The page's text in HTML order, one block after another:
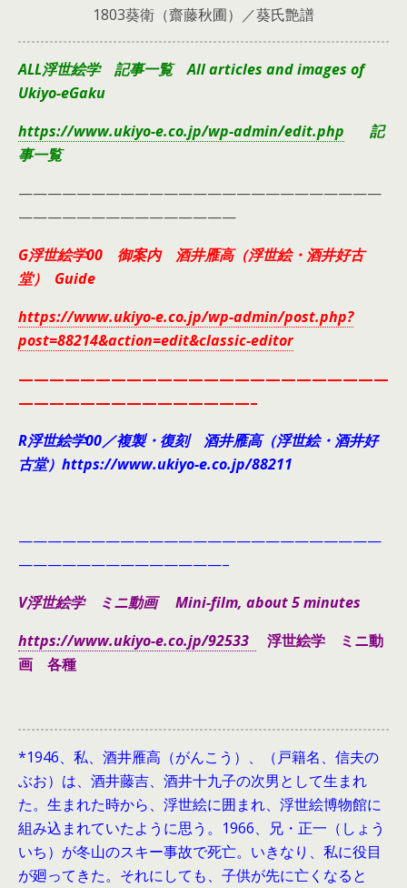
1803葵衛（齋藤秋圃）／葵氏艶譜
ALL浮世絵学 記事一覧 All articles and images of
Ukiyo-eGaku
https://www.ukiyo-e.co.jp/wp-admin/edit.php 記
事一覧
—————————————————————————
———————————————
G浮世絵学00 御案内 酒井雁高（浮世絵・酒井好古
堂） Guide
https://www.ukiyo-e.co.jp/wp-admin/post.php?
post=88214&action=edit&classic-editor
————————————————————————
———————————————–
R浮世絵学00／複製・復刻 酒井雁高（浮世絵・酒井好
古堂）https://www.ukiyo-e.co.jp/88211
—————————————————————————
——————————————–
V浮世絵学 ミニ動画 Mini-film, about 5 minutes
https://www.ukiyo-e.co.jp/92533
浮世絵学 ミニ動
画 各種
*1946、 私、酒井雁高（がんこう）、（戸籍名、信夫の
ぶお）は、酒井藤吉、酒井十九子の次男として生まれ
た。生まれた時から、浮世絵に囲まれ、浮世絵博物館に
組み込まれていたように思う。1966、兄・正一（しょう
いち）が冬山のスキー事故で死亡。いきなり、私に役目
が廻ってきた。それにしても、子供が先に亡くなると